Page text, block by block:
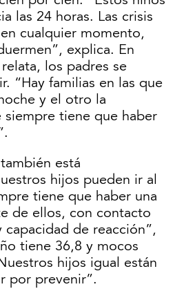
las 24 horas. Las crisis
cualquier momento,
explica. En
los padres se
“Hay familias en las que
y el otro la
tiene que haber
está
hijos pueden ir al
tiene que haber una
de ellos, con contacto
de reacción”,
tiene 36,8 y mocos
hijos igual están
por prevenir”.